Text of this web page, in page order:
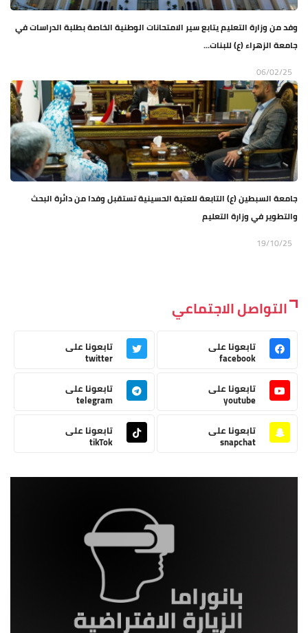
وفد من وزارة التعليم يتابع سير الامتحانات الوطنية الخاصة بطلبة الدراسات في
جامعة الزهراء (ع) للبنات...
06/02/25
جامعة السبطين (ع) التابعة للعتبة الحسينية تستقبل وفدا من دائرة البحث
والتطوير في وزارة التعليم
19/10/25
التواصل الاجتماعي
تابعونا على
facebook
تابعونا على
twitter
تابعونا على
youtube
تابعونا على
telegram
تابعونا على
snapchat
تابعونا على
tikTok